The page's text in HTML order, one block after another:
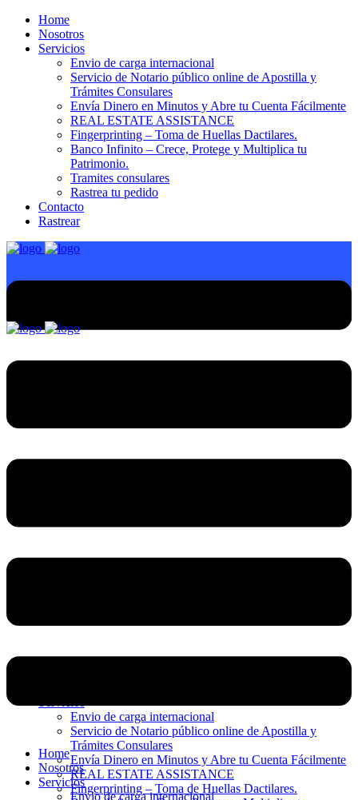
Home
Nosotros
Servicios
Envio de carga internacional
Servicio de Notario público online de Apostilla y
Trámites Consulares
Envía Dinero en Minutos y Abre tu Cuenta Fácilmente
REAL ESTATE ASSISTANCE
Fingerprinting – Toma de Huellas Dactilares.
Banco Infinito – Crece, Protege y Multiplica tu
Patrimonio.
Tramites consulares
Rastrea tu pedido
Contacto
Rastrear
Envio de carga internacional
Servicio de Notario público online de Apostilla y
Trámites Consulares
Envía Dinero en Minutos y Abre tu Cuenta Fácilmente
REAL ESTATE ASSISTANCE
Fingerprinting – Toma de Huellas Dactilares.
Home
Nosotros
Servicios
Envio de carga internacional